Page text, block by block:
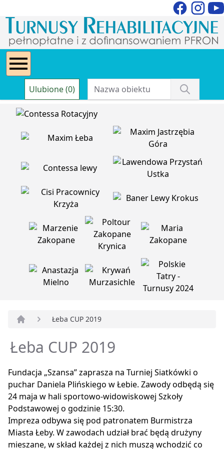
Ulubione (0)
Łeba CUP 2019
Łeba CUP 2019
Fundacja „Szansa” zaprasza na Turniej Siatkówki o
puchar Daniela Plińskiego w Łebie. Zawody odbędą się
24 maja w hali sportowo-widowiskowej Szkoły
Podstawowej o godzinie 15:30.
Impreza odbywa się pod patronatem Burmistrza
Miasta Łeby. W zawodach udział brać będą drużyny
mieszane, w skład każdej z nich muszą wchodzić co